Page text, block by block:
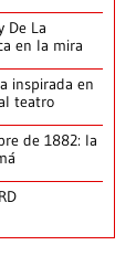
De La
en la mira
inspirada en
teatro
de 1882: la